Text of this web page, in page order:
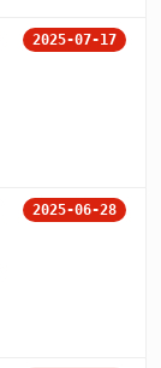
2025-07-17
2025-06-28